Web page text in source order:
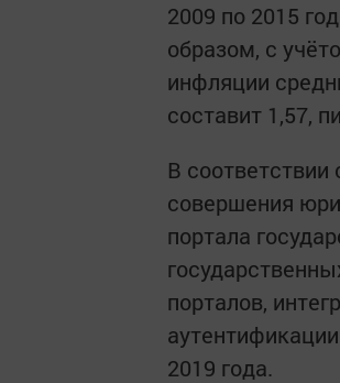
2009 по 2015
образом, с
инфляции
составит 1,57,
В
совершения
портала
порталов,
2019 года.